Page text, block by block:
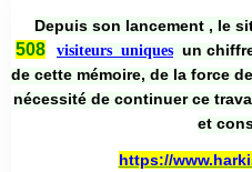
Depuis son lancement , le
508
visiteurs uniques un
de cette mémoire, de la force
nécessité de continuer ce
et
https://